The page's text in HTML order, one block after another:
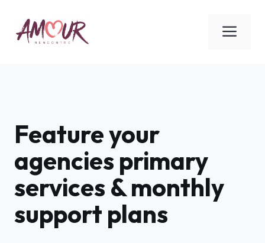
contenu
Feature your
agencies primary
services & monthly
support plans